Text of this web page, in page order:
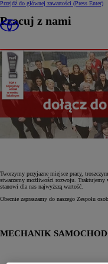
Przejdź do głównej zawartości (Press Enter)
Pracuj z nami
Tworzymy przyjazne miejsce pracy,
stwarzamy możliwości rozwoju.
stanowi dla nas najwyższą wartość.
Obecnie zapraszamy do naszego Zespołu
MECHANIK